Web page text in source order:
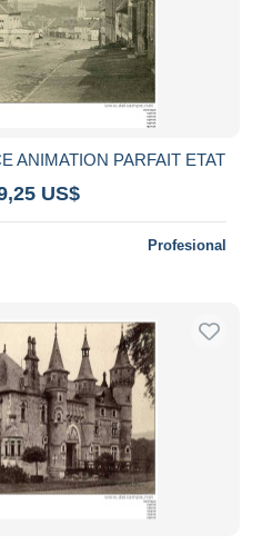
ANIMATION PARFAIT ETAT
US$
Profesional